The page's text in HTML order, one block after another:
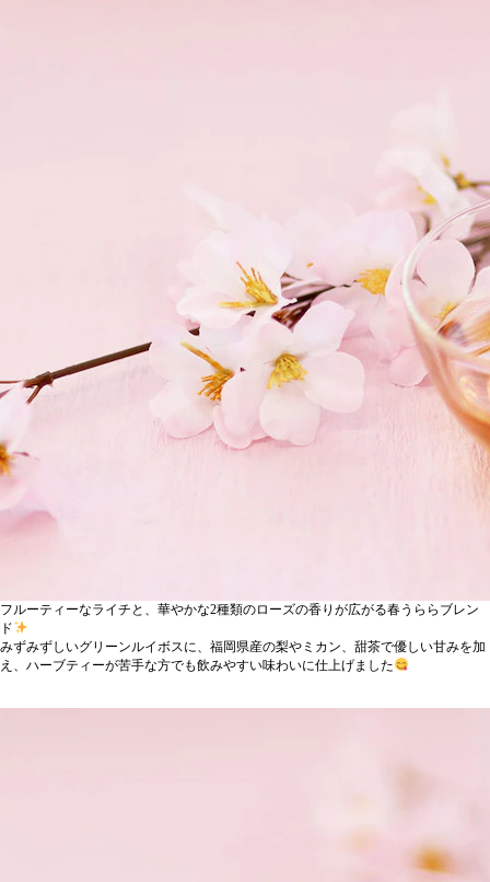
フルーティーなライチと、華やかな2種類のローズの香りが広がる春うららブレン
ド
みずみずしいグリーンルイボスに、福岡県産の梨やミカン、甜茶で優しい甘みを加
え、ハーブティーが苦手な方でも飲みやすい味わいに仕上げました